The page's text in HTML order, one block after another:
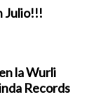
Julio!!!
la Wurli
Records